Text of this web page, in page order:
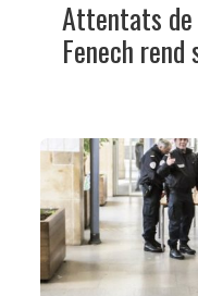
Attentats de
Fenech